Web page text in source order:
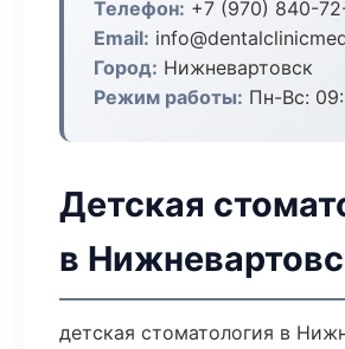
Телефон: +7 (970) 840-
Email:
Город: Нижневартовск
Режим работы: Пн-Вс:
Детская
в
детская стоматология в